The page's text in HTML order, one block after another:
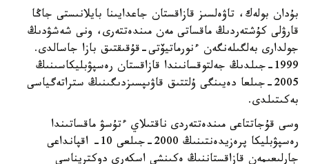
بۇدان بولەك، تاۋەلسىز قازاقستان جاعدايىنا بايلانىستى جاڭا
قارۋلى كۇشتەردىڭ ماقساتى مەن مىندەتتەرى، ونى شەشۋدىڭ
جولدارى بەلگىلەنگەن ءنورماتيۆتى-قۇقىقتىق بازا جاسالدى.
1999-جىلدىڭ جەلتوقسانىندا قازاقستان رەسپۋبليكاسىنىڭ
2005-جىلعا دەيىنگى ۇلتتىق قاۋىپسىزدىگىنىڭ ستراتەگياسى
بەكىتىلدى.
وسى قۇجاتتاعى مىندەتتەردى ناقتىلاي ءتۇسۋ ماقساتىندا
رەسپۋبليكا پرەزيدەنتىنىڭ 2000-جىلعى 10- اقپانداعى
جارلىعىمەن قازاقستاننىڭ ەكىنشى اسكەري دوكتريناسى